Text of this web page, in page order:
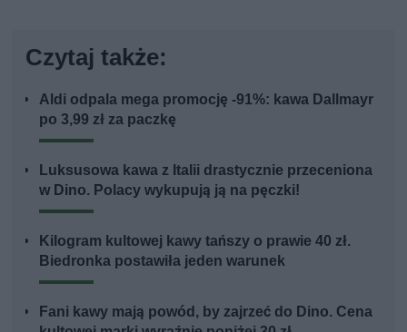
Czytaj także:
Aldi odpala mega promocję -91%: kawa Dallmayr
po 3,99 zł za paczkę
Luksusowa kawa z Italii drastycznie przeceniona
w Dino. Polacy wykupują ją na pęczki!
Kilogram kultowej kawy tańszy o prawie 40 zł.
Biedronka postawiła jeden warunek
Fani kawy mają powód, by zajrzeć do Dino. Cena